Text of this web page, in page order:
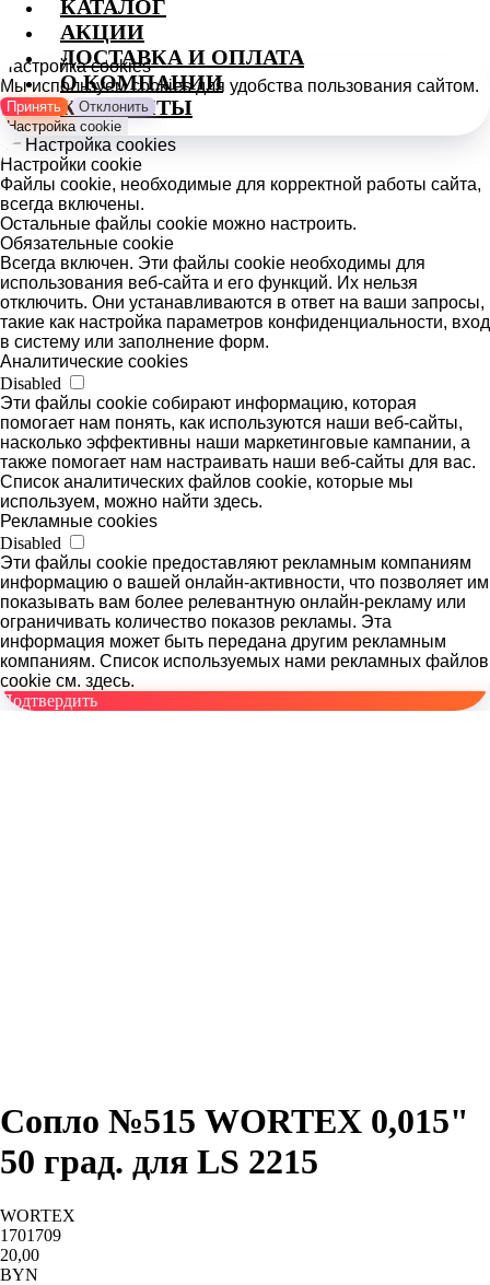
КАТАЛОГ
АКЦИИ
ДОСТАВКА И ОПЛАТА
О КОМПАНИИ
КОНТАКТЫ
Настройка cookies
Мы используем cookies для удобства пользования сайтом.
Принять
Отклонить
Настройка cookie
Настройка cookies
Настройки cookie
Файлы cookie, необходимые для корректной работы сайта,
всегда включены.
Остальные файлы cookie можно настроить.
Обязательные cookie
Всегда включен. Эти файлы cookie необходимы для
использования веб-сайта и его функций. Их нельзя
отключить. Они устанавливаются в ответ на ваши запросы,
такие как настройка параметров конфиденциальности, вход
в систему или заполнение форм.
Аналитические cookies
Disabled
Эти файлы cookie собирают информацию, которая
помогает нам понять, как используются наши веб-сайты,
насколько эффективны наши маркетинговые кампании, а
также помогает нам настраивать наши веб-сайты для вас.
Список аналитических файлов cookie, которые мы
используем, можно найти здесь.
Рекламные cookies
Disabled
Эти файлы cookie предоставляют рекламным компаниям
информацию о вашей онлайн-активности, что позволяет им
показывать вам более релевантную онлайн-рекламу или
ограничивать количество показов рекламы. Эта
информация может быть передана другим рекламным
компаниям. Список используемых нами рекламных файлов
cookie см. здесь.
Подтвердить
Сопло №515 WORTEX 0,015"
50 град. для LS 2215
WORTEX
1701709
20,00
BYN